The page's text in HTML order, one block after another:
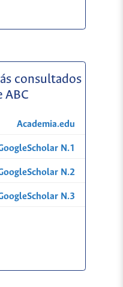
consultados
ABC
Academia.edu
N.1
N.2
N.3